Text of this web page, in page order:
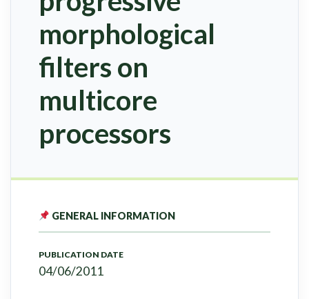
morphological
filters on
multicore
processors
GENERAL INFORMATION
PUBLICATION DATE
04/06/2011